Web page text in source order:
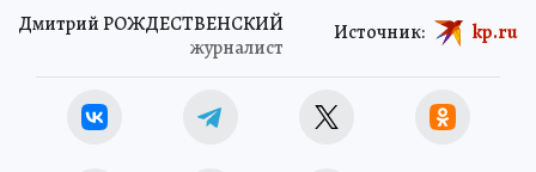
Дмитрий РОЖДЕСТВЕНСКИЙ
журналист
Источник: kp.ru